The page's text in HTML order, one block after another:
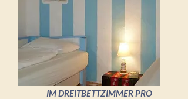
IM DREITBETTZIMMERPRO